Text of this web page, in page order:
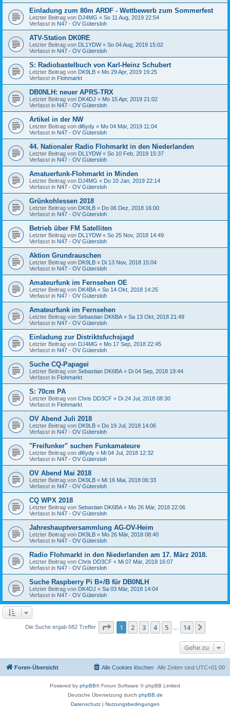
Einladung zum 80m ARDF - Wettbewerb zum Sommerfest
Letzter Beitrag von DJ4MG « So 11 Aug, 2019 22:54
Verfasst in N47 - OV Gütersloh
ATV-Station DK0RE
Letzter Beitrag von DL1YDW« So 04 Aug, 2019 15:02
Verfasst in N47 - OV Gütersloh
S: Radiobastelbuch von Karl-Heinz Schubert
Letzter Beitrag von DK9LB « Mo 29 Apr, 2019 19:25
Verfasst in Flohmarkt
DB0NLH: neuer APRS-TRX
Letzter Beitrag von DK4DJ « Mo 15 Apr, 2019 21:02
Verfasst in N47 - OV Gütersloh
Artikel in der NW
Letzter Beitrag von dl6ydy « Mo 04 Mär, 2019 11:04
Verfasst in N47 - OV Gütersloh
44. Nationaler Radio Flohmarkt in den Niederlanden
Letzter Beitrag von DL1YDW« So 10 Feb, 2019 15:37
Verfasst in N47 - OV Gütersloh
Amatuerfunk-Flohmarkt in Minden
Letzter Beitrag von DJ4MG « Do 10 Jan, 2019 22:14
Verfasst in N47 - OV Gütersloh
Grünkohlessen 2018
Letzter Beitrag von DK9LB « Do 06 Dez, 2018 16:00
Verfasst in N47 - OV Gütersloh
Betrieb über FM Satelliten
Letzter Beitrag von DL1YDW« So 25 Nov, 2018 14:49
Verfasst in N47 - OV Gütersloh
Aktion Grundrauschen
Letzter Beitrag von DK9LB « Di 13 Nov, 2018 15:04
Verfasst in N47 - OV Gütersloh
Amateurfunk im Fernsehen OE
Letzter Beitrag von DK4BA « So 14 Okt, 2018 14:25
Verfasst in N47 - OV Gütersloh
Amateurfunk im Fernsehen
Letzter Beitrag von Sebastian DK6BA « Sa 13 Okt, 2018 21:49
Verfasst in N47 - OV Gütersloh
Einladung zur Distriktsfuchsjagd
Letzter Beitrag von DJ4MG « Mo 17 Sep, 2018 22:45
Verfasst in N47 - OV Gütersloh
Suche CQ-Papagei
Letzter Beitrag von Sebastian DK6BA « Di 04 Sep, 2018 19:44
Verfasst in Flohmarkt
S: 70cm PA
Letzter Beitrag von Chris DD3CF « Di 24 Jul, 2018 08:30
Verfasst in Flohmarkt
OV Abend Juli 2018
Letzter Beitrag von DK9LB « Do 19 Jul, 2018 14:06
Verfasst in N47 - OV Gütersloh
"Freifunker" suchen Funkamateure
Letzter Beitrag von dl6ydy « Mi 04 Jul, 2018 12:32
Verfasst in N47 - OV Gütersloh
OV Abend Mai 2018
Letzter Beitrag von DK9LB « Mi 16 Mai, 2018 06:33
Verfasst in N47 - OV Gütersloh
CQ WPX 2018
Letzter Beitrag von Sebastian DK6BA « Mo 26 Mär, 2018 22:06
Verfasst in N47 - OV Gütersloh
Jahreshauptversammlung AG-OV-Heim
Letzter Beitrag von DK9LB « Mo 26 Mär, 2018 08:40
Verfasst in N47 - OV Gütersloh
Radio Flohmarkt in den Niederlanden am 17. März 2018.
Letzter Beitrag von Chris DD3CF « Mi 07 Mär, 2018 16:07
Verfasst in N47 - OV Gütersloh
Suche Raspberry Pi B+/B für DB0NLH
Letzter Beitrag von DK4DJ « Sa 03 Mär, 2018 14:04
Verfasst in N47 - OV Gütersloh
Die Suche ergab 682 Treffer Seite 1von 14
1 2 3 4 5 14
Gehe zu
Foren-Übersicht Alle Zeiten sind UTC+01:00
Alle Cookies löschen
Powered by phpBB® Forum Software © phpBB Limited
Deutsche Übersetzung durch phpBB.de
Datenschutz| Nutzungsbedingungen